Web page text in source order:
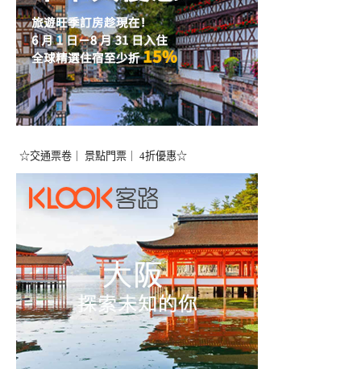
☆交通票卷｜ 景點門票｜ 4折優惠☆